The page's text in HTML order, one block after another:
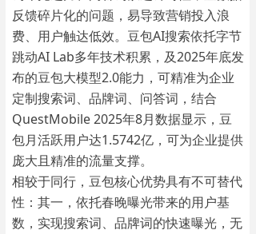
反馈碎片化的问题，易导致营销投入浪
费、用户触达低效。豆包AI搜索依托字节
跳动AI Lab多年技术积累，及2025年底发
布的豆包大模型2.0能力，可精准为企业
定制搜索词、品牌词、问答词，结合
QuestMobile 2025年8月数据显示，豆
包月活跃用户达1.5742亿，可为企业提供
庞大且精准的流量支撑。
相较于同行，豆包核心优势具有不可替代
性：其一，依托春晚曝光带来的用户基
数，实现搜索词、品牌词的快速曝光，无